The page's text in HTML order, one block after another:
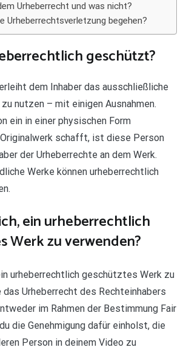
Urheberrecht und was nicht?
Urheberrechtsverletzung begehen?
geschützt?
dem Inhaber das ausschließliche
nutzen – mit einigen Ausnahmen.
ein in einer physischen Form
schafft, ist diese Person
der Urheberrechte an dem Werk.
Werke können urheberrechtlich
ein urheberrechtlich
Werk zu verwenden?
urheberrechtlich geschütztes Werk zu
das Urheberrecht des Rechteinhabers
im Rahmen der Bestimmung Fair
die Genehmigung dafür einholst, die
Person in deinem Video zu